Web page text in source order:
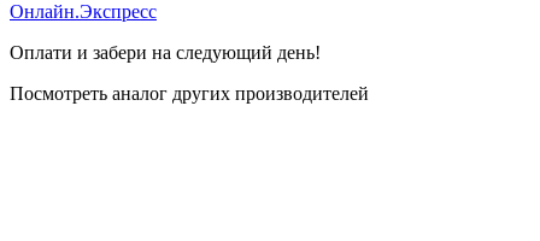
Онлайн.Экспресс
Оплати и забери на следующий день!
Посмотреть аналог других производителей